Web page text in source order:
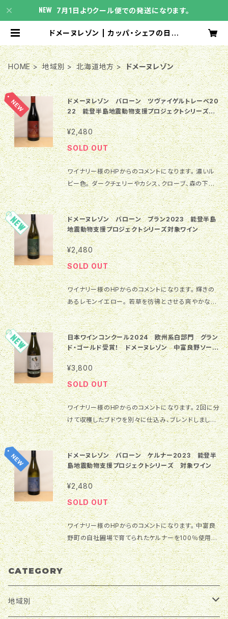
7月1日よりクール便での発送になります。
ドメーヌレゾン | カッパ・シェフの日本
HOME 地域別 北海道地方 ドメーヌレゾン
ドメーヌレゾン バローン ツヴァイゲルトレーベ20
22 能登半島地震動物支援プロジェクトシリーズ
対象ワイン
¥2,480
SOLD OUT
ワイナリー様のHPからのコメントになります。 濃いル
ビー色。 ダークチェリーやカシス、クローブ、森の下草
を感じさせる複雑なアロマが特徴的。 冷涼地らしいは
つらつとした酸と程よいタンニンが後をひく赤ワインで
す。 【ヴィンテージ】 2022
【使用品種】 ツヴァイゲルトレーベ 100％
【生産地】 北海道 余市
【色】 赤 【タイプ】 ミディアム
【アルコール度数】 12.5％ 【容
量】 750ml ～ おすすめのマリアージュ ～ ロ
ールキャベツ、鶏肉のトマト煮、照り焼きチキン ～ 製造
部コメント ～ ツヴァイゲルトレーベ由来の渋み
を少し抑えるため醸し期間を短めにしました。
また約1 年間の樽育成により 酸、タンニン分と
もに程よく感じられる赤ワインに仕上がっています。 ※
こちらの商品は 「動物支援プロジェクトシリーズ」 のワ
インとなり、価格の中から500円を動物保護をしている
団体に寄付させて頂きます。 是非ワインを購入して動
物支援にご協力をお願いいたします。 詳しくは「動物支
援プロジェクト」をご覧ください。
ドメーヌレゾン バローン ブラン2023 能登半島
地震動物支援プロジェクトシリーズ対象ワイン
¥2,480
SOLD OUT
ワイナリー様のHPからのコメントになります。 輝きの
あるレモンイエロー。 若草を彷彿とさせる爽やかな香
り、フレッシュな果実を頬張ったような味わいが 口いっ
ぱいに広がる飲みごたえのある白ワインです。
【ヴィンテージ】 2023 【使用品種】
ミュラートゥルガウ 66.2% ／ ソービニヨンブラン 2
9.6% ／ その他 4.2% 【生産地】 北
海道 【色】 白
【タイプ】 辛口 【アルコール度数】 12.5％
【容量】 750ml ～ おすすめのマリア
ージュ ～ ポテトグラタン、生ハムのサラダ、アサ
リの酒蒸し ～ 製造部コメント ～ ソービニヨン
ブランの爽やかなアロマ、 ミュラートゥルガウの
ふくよかな果実味が生きる様ブレンドしました。
また複雑味を加えるためプレス果汁を加えバランスよく
仕上げました。 ※こちらの商品は 「動物支援プロジェ
クトシリーズ」 のワインとなり、価格の中から500円を
動物保護をしている団体に寄付させて頂きます。 是非
ワインを購入して動物支援にご協力をお願いいたしま
す。 詳しくは「動物支援プロジェクト」をご覧ください。
日本ワインコンクール2024 欧州系白部門 グラン
ド・ゴールド受賞！ ドメーヌレゾン 中富良野ソーヴ
ィニヨン・ブラン2023 能登半島地震動物支援プロ
ジェクトシリーズ対象ワイン
¥3,800
SOLD OUT
ワイナリー様のHPからのコメントになります。 2回に分
けて収穫したブドウを別々に仕込み、ブレンドしました。
2023ヴィンテージは厚みを向上させるため遅摘
みの割合を多くし、早摘みは若々しい青草のアロマをよ
り抽出させるため、 約3時間スキンコンタクトを行
いました。 ソーヴィニヨンブランらしい溌剌とした
酸、果実感、アロマをバランスよく感じられます。 す
っきりしながら、複雑なアロマが後を引く中富良野のテ
ロワールを感じられるワインに仕上っています。 ※こち
らの商品は 「動物支援プロジェクトシリーズ」 のワイン
となり、価格の中から500円を動物保護をしている団
体に寄付させて頂きます。 是非ワインを購入して動物
支援にご協力をお願いいたします。 詳しくは「動物支援
プロジェクト」をご覧ください。
ドメーヌレゾン バローン ケルナー2023 能登半
島地震動物支援プロジェクトシリーズ 対象ワイン
¥2,480
SOLD OUT
ワイナリー様のHPからのコメントになります。 中富良
野町の自社圃場で育てられたケルナーを100％使用。
ケルナー特有のフルーティーで華やかな香り、酸味が心
地よくレモンを思わせるような辛口のワインです。 【ヴィ
ンテージ】 2023 【使用品種】 自社圃場産ケルナー
100% 【生産地】 北海道中富良野町 【色】 白 【タイ
プ】 辛口 【アルコール度数】 13％ 【容量】 750ml
おすすめのマリアージュ 白身魚のムニエル、豚のロー
CATEGORY
地域別